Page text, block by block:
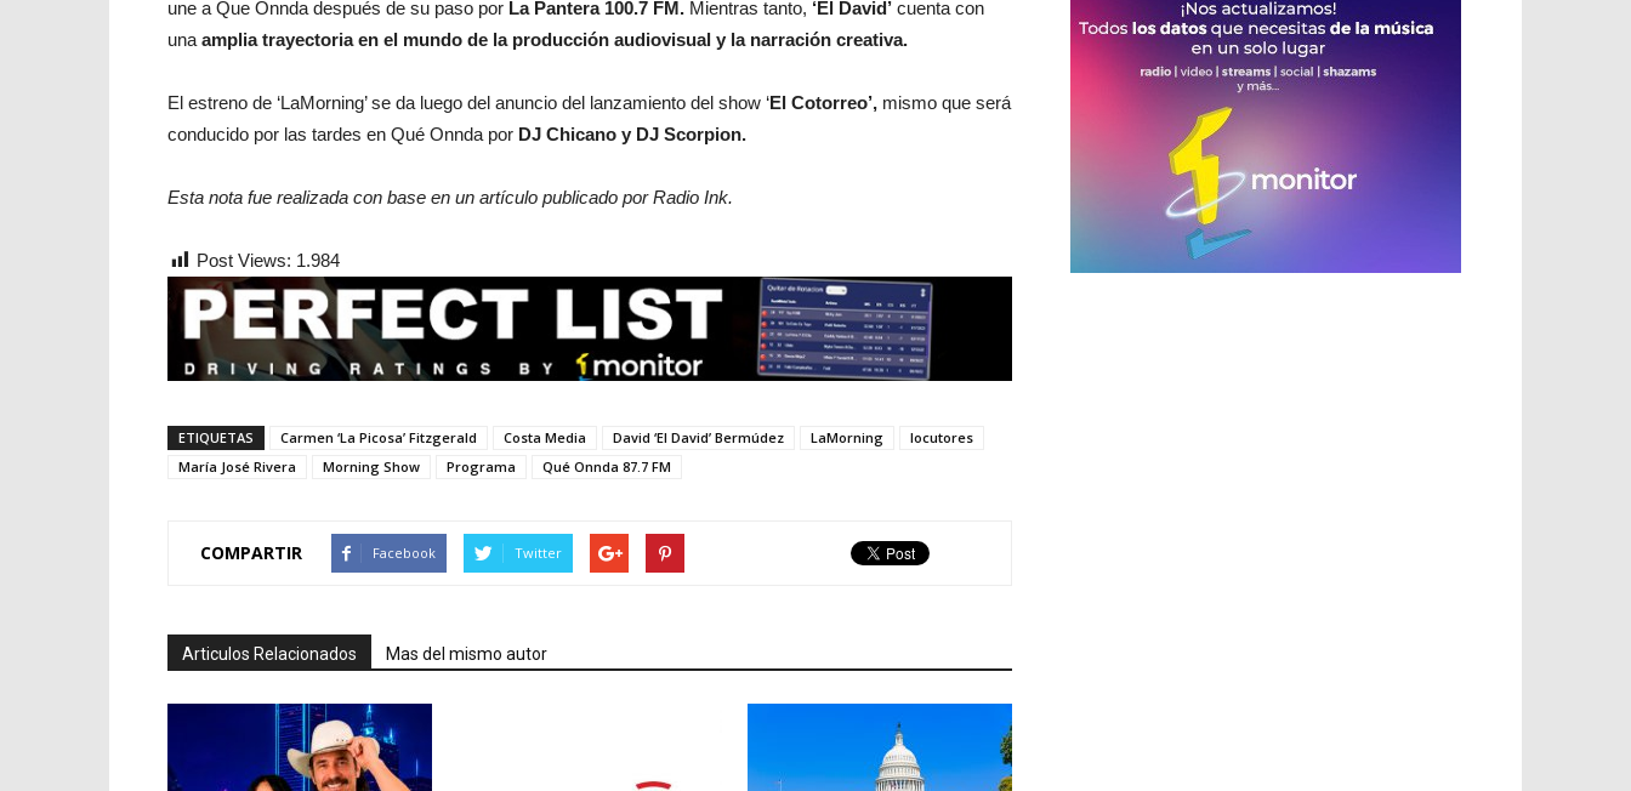
une a Que Onnda después de su paso por La Pantera 100.7 FM. Mientras tanto, ‘El David’ cuenta con
una amplia trayectoria en el mundo de la producción audiovisual y la narración creativa.
El estreno de ‘LaMorning’ se da luego del anuncio del lanzamiento del show ‘El Cotorreo’, mismo que será
conducido por las tardes en Qué Onnda por DJ Chicano y DJ Scorpion.
Esta nota fue realizada con base en un artículo publicado por Radio Ink.
Post Views: 1.984
ETIQUETAS Carmen ‘La Picosa’ Fitzgerald Costa Media David ‘El David’ Bermúdez LaMorning
locutores
María José Rivera
Morning Show Programa Qué Onnda 87.7 FM
COMPARTIR Facebook Twitter
Articulos Relacionados Mas del mismo autor